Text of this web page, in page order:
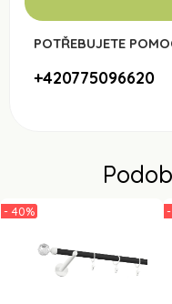
POTŘEBUJETE
+420775096620
- 40%